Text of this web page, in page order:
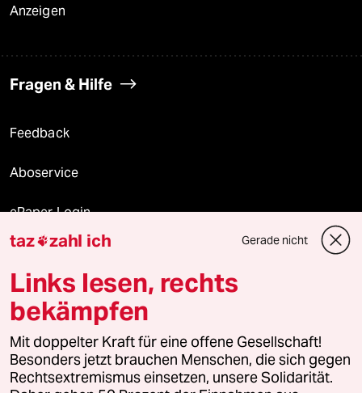
Anzeigen
Fragen & Hilfe
Feedback
Aboservice
ePaper Login
Downloads für Abonnierende
© 2026 taz Verlags und Vertriebs GmbH
Alle Rechte vorbehalten. Bei rechtlichen Fragen oder für Genehmigungen
wenden Sie sich bitte an
lizenzen@taz.de
taz zahl ich Gerade nicht
Links lesen, rechts
bekämpfen
Mit doppelter Kraft für eine offene Gesellschaft!
Besonders jetzt brauchen Menschen, die sich gegen
Rechtsextremismus einsetzen, unsere Solidarität.